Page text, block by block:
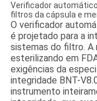
Verificador
filtros da cápsula e
O verificador
é projetado para a
sistemas do filtro. A
esterilizando em
exigências da
integridade BNT-
instrumento